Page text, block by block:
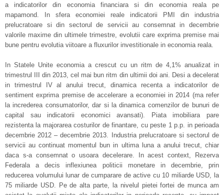
a indicatorilor din economia financiara si din economia reala pe
mapamond. In sfera economiei reale indicatorii PMI din industria
prelucratoare si din sectorul de servicii au consemnat in decembrie
valorile maxime din ultimele trimestre, evolutii care exprima premise mai
bune pentru evolutia viitoare a fluxurilor investitionale in economia reala.
In Statele Unite economia a crescut cu un ritm de 4,1% anualizat in
trimestrul III din 2013, cel mai bun ritm din ultimii doi ani. Desi a decelerat
in trimestrul IV al anului trecut, dinamica recenta a indicatorilor de
sentiment exprima premise de accelerare a economiei in 2014 (ma refer
la increderea consumatorilor, dar si la dinamica comenzilor de bunuri de
capital sau indicatorii economici avansati). Piata imobiliara pare
rezistenta la majorarea costurilor de finantare, cu peste 1 p.p. in perioada
decembrie 2012 – decembrie 2013. Industria prelucratoare si sectorul de
servicii au continuat momentul bun in ultima luna a anului trecut, chiar
daca s-a consemnat o usoara decelerare. In acest context, Rezerva
Federala a decis inflexiunea politicii monetare in decembrie, prin
reducerea volumului lunar de cumparare de active cu 10 miliarde USD, la
75 miliarde USD. Pe de alta parte, la nivelul pietei fortei de munca am